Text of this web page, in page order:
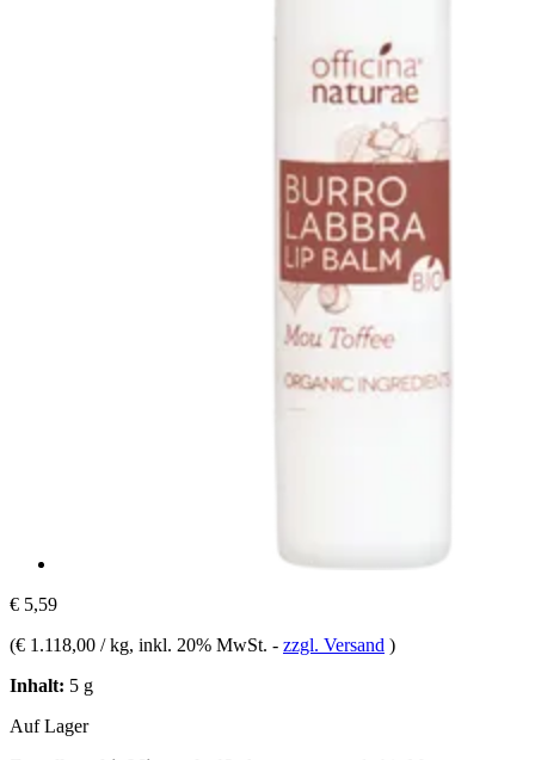
€ 5,59
(€ 1.118,00 / kg, inkl. 20% MwSt. - zzgl. Versand )
Inhalt: 5 g
Auf Lager